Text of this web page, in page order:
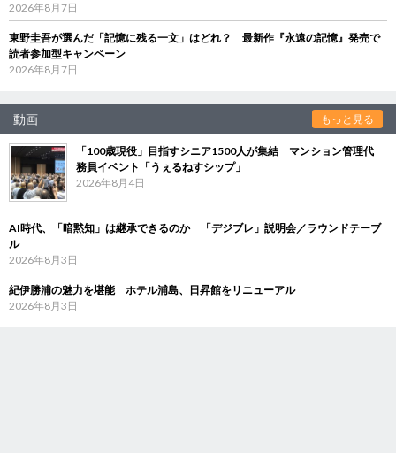
2026年8月7日
東野圭吾が選んだ「記憶に残る一文」はどれ？ 最新作『永遠の記憶』発売で
読者参加型キャンペーン
2026年8月7日
動画 もっと見る
「100歳現役」目指すシニア1500人が集結 マンション管理代
務員イベント「うぇるねすシップ」
2026年8月4日
AI時代、「暗黙知」は継承できるのか 「デジブレ」説明会／ラウンドテーブ
ル
2026年8月3日
紀伊勝浦の魅力を堪能 ホテル浦島、日昇館をリニューアル
2026年8月3日